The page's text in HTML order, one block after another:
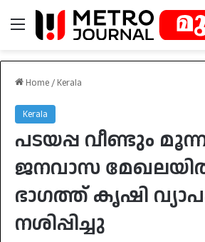
Menu
Home / Kerala
Kerala
പടയപ്പ വീണ്ടും
ജനവാസ
ഭാഗത്ത് കൃഷി
നശിപ്പിച്ചു